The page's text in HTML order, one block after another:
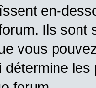
en-
Ils
vous
détermine